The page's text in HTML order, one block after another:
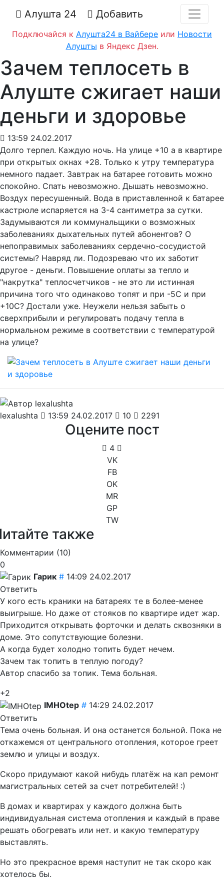
Алушта 24 Добавить
Подключайся к Алушта24 в Вайбере или Новости
Алушты в Яндекс Дзен.
Зачем теплосеть в
Алуште сжигает наши
деньги и здоровье
13:59 24.02.2017
Долго терпел. Каждую ночь. На улице +10 а в квартире
при открытых окнах +28. Только к утру температура
немного падает. Завтрак на батарее готовить можно
спокойно. Спать невозможно. Дышать невозможно.
Воздух пересушенный. Вода в приставленной к батарее
кастрюле испаряется на 3-4 сантиметра за сутки.
Задумываются ли коммунальщики о возможных
заболеваниях дыхательных путей абонентов? О
непоправимых заболеваниях сердечно-сосудистой
системы? Навряд ли. Подозреваю что их заботит
другое - деньги. Повышение оплаты за тепло и
"накрутка" теплосчетчиков - не это ли истинная
причина того что одинаково топят и при -5С и при
+10С? Достали уже. Неужели нельзя забыть о
сверхприбыли и регулировать подачу тепла в
нормальном режиме в соответствии с температурой
на улице?
lexalushta 13:59 24.02.2017 10 2291
Оцените пост
4
VK
FB
OK
MR
GP
TW
также
Комментарии (10)
0
Гарик # 14:09 24.02.2017
Ответить
У кого есть краники на батареях те в более-менее
выигрыше. Но даже от стояков по квартире идет жар.
Приходится открывать форточки и делать сквозняки в
доме. Это сопутствующие болезни.
А когда будет холодно топить будет нечем.
Зачем так топить в теплую погоду?
Автор спасибо за топик. Тема больная.
+2
IMHOtep # 14:29 24.02.2017
Ответить
Тема очень больная. И она останется больной. Пока не
откажемся от центрального отопления, которое греет
землю и улицы и воздух.
Скоро придумают какой нибудь платёж на кап ремонт
магистральных сетей за счет потребителей! :)
В домах и квартирах у каждого должна быть
индивидуальная система отопления и каждый в праве
решать обогревать или нет. и какую температуру
выставлять.
Но это прекрасное время наступит не так скоро как
хотелось бы.